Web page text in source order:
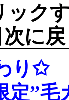
ック
に
り✩
定”